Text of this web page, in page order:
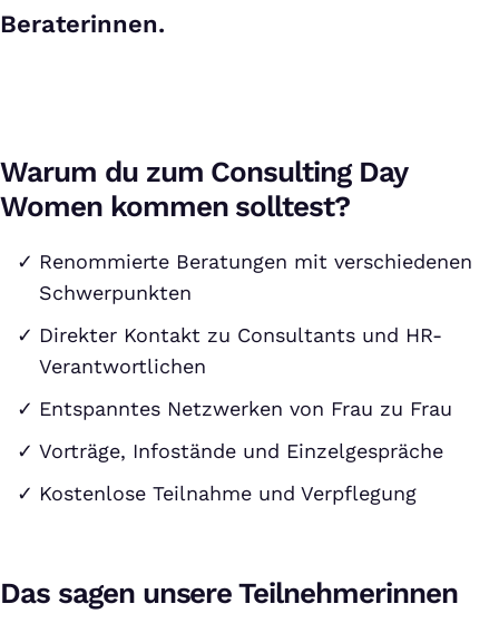
Beraterinnen.
Warum du zum Consulting Day
Women kommen solltest?
Renommierte Beratungen mit verschiedenen
Schwerpunkten
Direkter Kontakt zu Consultants und HR-
Verantwortlichen
Entspanntes Netzwerken von Frau zu Frau
Vorträge, Infostände und Einzelgespräche
Kostenlose Teilnahme und Verpflegung
Das sagen unsere Teilnehmerinnen